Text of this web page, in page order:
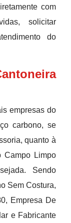
com
solicitar
do
empresas do
carbono, se
quanto à
Campo Limpo
Sendo
Sem Costura,
Empresa De
e Fabricante